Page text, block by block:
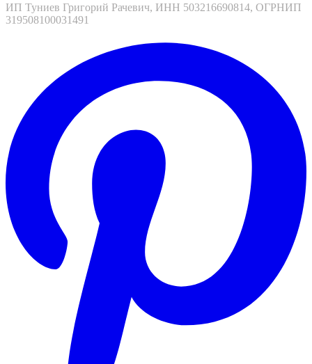
ИП Туниев Григорий Рачевич, ИНН 503216690814, ОГРНИП
319508100031491